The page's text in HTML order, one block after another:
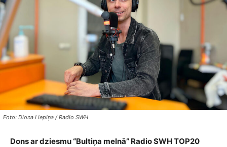
Foto: Diona Liepiņa / Radio SWH
Dons ar dziesmu “Bultiņa melnā” Radio SWH TOP20